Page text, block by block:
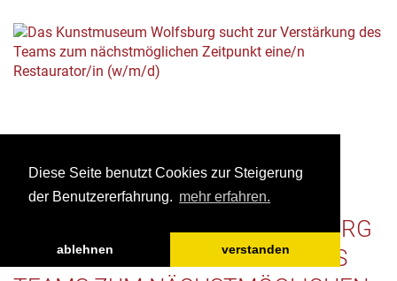
Diese Seite benutzt Cookies zur Steigerung
der Benutzererfahrung. mehr erfahren.
ablehnen verstanden
DAS KUNSTMUSEUM WOLFSBURG
SUCHT ZUR VERSTÄRKUNG DES